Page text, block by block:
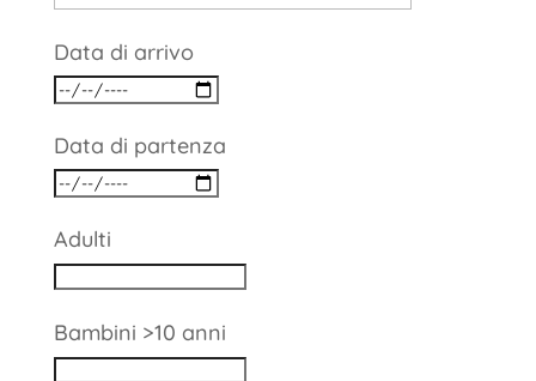
Data di arrivo
Data di partenza
Adulti
Bambini >10 anni